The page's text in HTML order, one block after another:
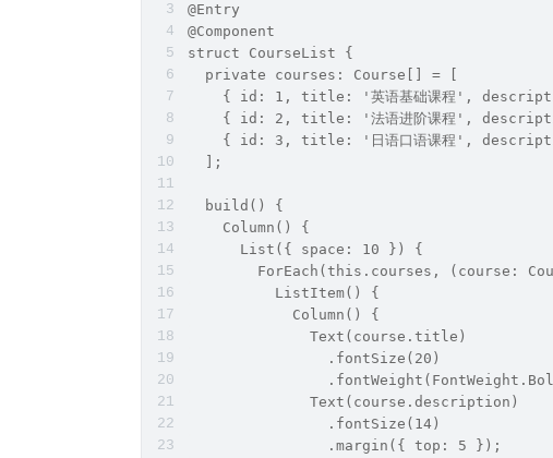
@Entry
@Component
struct CourseList {
  private courses: Course[] = [
{ id: 1, title: '英语基础课程',
{ id: 2, title: '法语进阶课程',
{ id: 3, title: '日语口语课程',
  ];
  build() {
    Column() {
      List({ space: 10 }) {
ForEach(this.courses, (course:
          ListItem() {
            Column() {
              Text(course.title)
                .fontSize(20)
              Text(course.description)
                .fontSize(14)
                .margin({ top: 5 });